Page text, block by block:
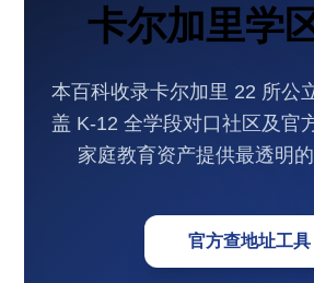
卡尔加里学
本百科收录卡尔加里 22 所公
盖 K-12 全学段对口社区及官
家庭教育资产提供最透明的
官方查地址工具